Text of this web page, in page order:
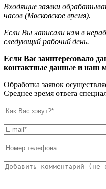
Входящие заявки
часов (Московское время).
Если Вы написали нам в
следующий рабочий день.
Если Вас заинтересовало
контактные данные и наш
Обработка заявок
Среднее время ответа